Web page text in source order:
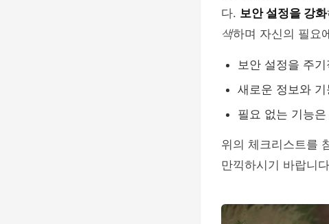
다. 보안 설정을 강화
색하며 자신의 필요
보안 설정을 주
새로운 정보와
필요 없는 기능
위의 체크리스트를
만끽하시기 바랍니